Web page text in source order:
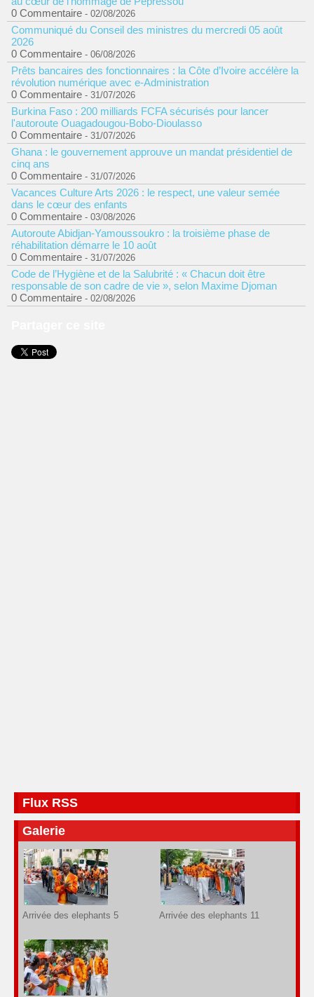
0 Commentaire - 02/08/2026
Communiqué du Conseil des ministres du mercredi 05 août
2026
0 Commentaire - 06/08/2026
Prêts bancaires des fonctionnaires : la Côte d’Ivoire accélère la
révolution numérique avec e-Administration
0 Commentaire - 31/07/2026
Burkina Faso : 200 milliards FCFA sécurisés pour lancer
l'autoroute Ouagadougou-Bobo-Dioulasso
0 Commentaire - 31/07/2026
Ghana : le gouvernement approuve un mandat présidentiel de
cinq ans
0 Commentaire - 31/07/2026
Vacances Culture Arts 2026 : le respect, une valeur semée
dans le cœur des enfants
0 Commentaire - 03/08/2026
Autoroute Abidjan-Yamoussoukro : la troisième phase de
réhabilitation démarre le 10 août
0 Commentaire - 31/07/2026
Code de l’Hygiène et de la Salubrité : « Chacun doit être
responsable de son cadre de vie », selon Maxime Djoman
0 Commentaire - 02/08/2026
Flux RSS
Galerie
Arrivée des elephants 5 Arrivée des elephants 11